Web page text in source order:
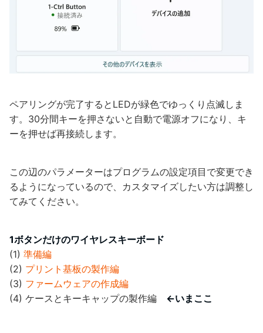
ペアリングが完了するとLEDが緑色でゆっくり点滅しま
す。30分間キーを押さないと自動で電源オフになり、キ
ーを押せば再接続します。
この辺のパラメーターはプログラムの設定項目で変更でき
るようになっているので、カスタマイズしたい方は調整し
てみてください。
1ボタンだけのワイヤレスキーボード
(1) 準備編
(2) プリント基板の製作編
(3) ファームウェアの作成編
(4) ケースとキーキャップの製作編 ←いまここ